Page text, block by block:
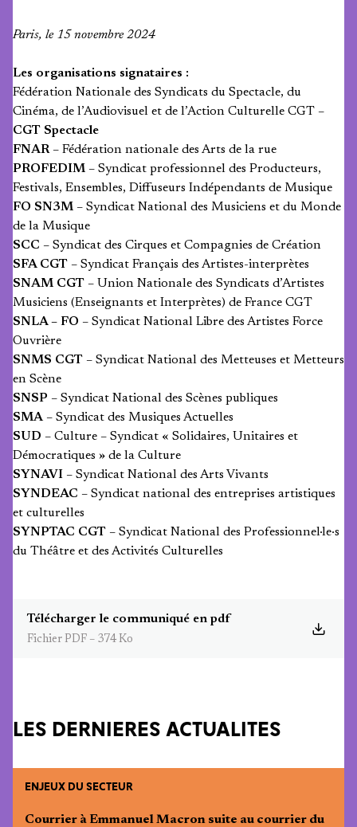
Paris, le 15 novembre 2024
Les organisations signataires :
Fédération Nationale des Syndicats du Spectacle, du
Cinéma, de l’Audiovisuel et de l’Action Culturelle CGT –
CGT Spectacle
FNAR– Fédération nationale des Arts de la rue
PROFEDIM – Syndicat professionnel des Producteurs,
Festivals, Ensembles, Diffuseurs Indépendants de Musique
FO SN3M – Syndicat National des Musiciens et du Monde
de la Musique
SCC – Syndicat des Cirques et Compagnies de Création
SFA CGT – Syndicat Français des Artistes-interprètes
SNAM CGT – Union Nationale des Syndicats d’Artistes
Musiciens (Enseignants et Interprètes) de France CGT
SNLA – FO – Syndicat National Libre des Artistes Force
Ouvrière
SNMS CGT – Syndicat National des Metteuses et Metteurs
en Scène
SNSP – Syndicat National des Scènes publiques
SMA– Syndicat des Musiques Actuelles
SUD – Culture – Syndicat « Solidaires, Unitaires et
Démocratiques » de la Culture
SYNAVI – Syndicat National des Arts Vivants
SYNDEAC – Syndicat national des entreprises artistiques
et culturelles
SYNPTAC CGT – Syndicat National des Professionnel·le·s
du Théâtre et des Activités Culturelles
Télécharger le communiqué en pdf
Fichier PDF – 374 Ko
LES DERNIÈRES ACTUALITÉS
ENJEUX DU SECTEUR
Courrier à Emmanuel Macron suite au courrier du